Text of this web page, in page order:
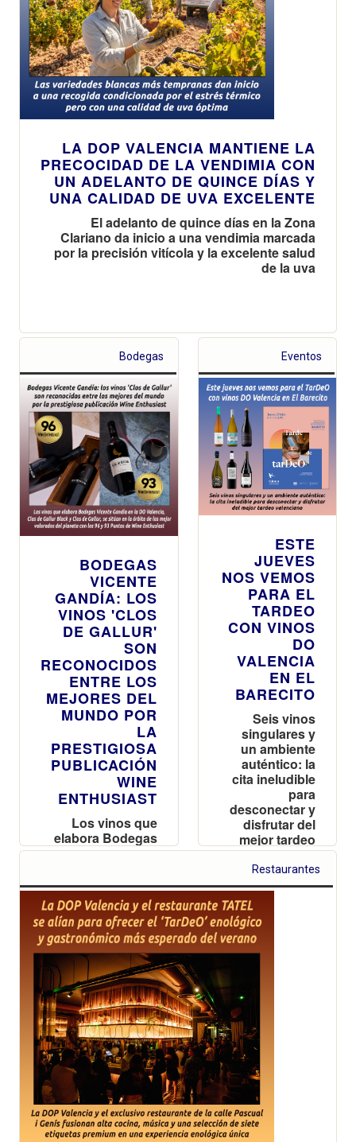
LA DOP VALENCIA MANTIENE LA
PRECOCIDAD DE LA VENDIMIA CON
UN ADELANTO DE QUINCE DÍAS Y
UNA CALIDAD DE UVA EXCELENTE
El adelanto de quince días en la Zona
Clariano da inicio a una vendimia marcada
por la precisión vitícola y la excelente salud
de la uva
Bodegas
BODEGAS
VICENTE
GANDÍA: LOS
VINOS 'CLOS
DE GALLUR'
SON
RECONOCIDOS
ENTRE LOS
MEJORES DEL
MUNDO POR
LA
PRESTIGIOSA
PUBLICACIÓN
WINE
ENTHUSIAST
Los vinos que
elabora Bodegas
Vicente Gandía
Clos de Gallur
Black y Clos de
Gallur, se sitúan
en la órbita de los
mejor valorados
del planeta con
los 96 y 93
Puntos de Wine
Enthusiast
Eventos
ESTE
JUEVES
NOS VEMOS
PARA EL
TARDEO
CON VINOS
DO
VALENCIA
EN EL
BARECITO
Seis vinos
singulares y
un ambiente
auténtico: la
cita ineludible
para
desconectar y
disfrutar del
mejor tardeo
valenciano
Restaurantes